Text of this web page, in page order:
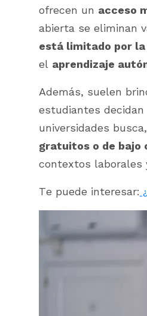
ofrecen un acceso
abierta se eliminan
está limitado por
el aprendizaje
Además, suelen
estudiantes decidan
universidades
gratuitos o de bajo
contextos laborales
Te puede interesar: